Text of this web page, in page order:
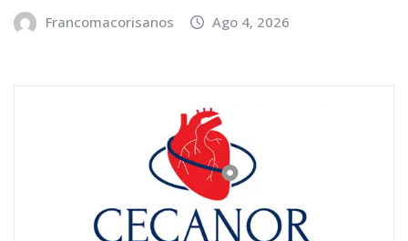
Francomacorisanos Ago 4, 2026